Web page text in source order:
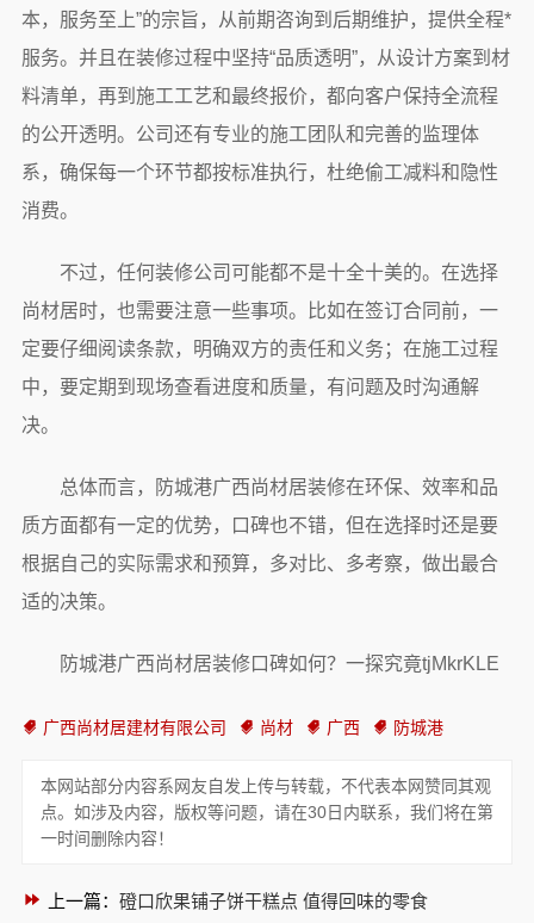
本，服务至上”的宗旨，从前期咨询到后期维护，提供全程*
服务。并且在装修过程中坚持“品质透明”，从设计方案到材
料清单，再到施工工艺和最终报价，都向客户保持全流程
的公开透明。公司还有专业的施工团队和完善的监理体
系，确保每一个环节都按标准执行，杜绝偷工减料和隐性
消费。
不过，任何装修公司可能都不是十全十美的。在选择
尚材居时，也需要注意一些事项。比如在签订合同前，一
定要仔细阅读条款，明确双方的责任和义务；在施工过程
中，要定期到现场查看进度和质量，有问题及时沟通解
决。
总体而言，防城港广西尚材居装修在环保、效率和品
质方面都有一定的优势，口碑也不错，但在选择时还是要
根据自己的实际需求和预算，多对比、多考察，做出最合
适的决策。
防城港广西尚材居装修口碑如何？一探究竟tjMkrKLE
广西尚材居建材有限公司 尚材 广西 防城港
本网站部分内容系网友自发上传与转载，不代表本网赞同其观
点。如涉及内容，版权等问题，请在30日内联系，我们将在第
一时间删除内容！
上一篇： 磴口欣果铺子饼干糕点 值得回味的零食